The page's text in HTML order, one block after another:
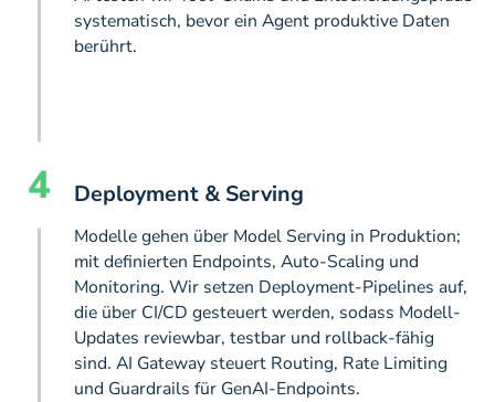
systematisch, bevor ein Agent produktive Daten
berührt.
4 Deployment & Serving
Modelle gehen über Model Serving in Produktion;
mit definierten Endpoints, Auto-Scaling und
Monitoring. Wir setzen Deployment-Pipelines auf,
die über CI/CD gesteuert werden, sodass Modell-
Updates reviewbar, testbar und rollback-fähig
sind. AI Gateway steuert Routing, Rate Limiting
und Guardrails für GenAI-Endpoints.